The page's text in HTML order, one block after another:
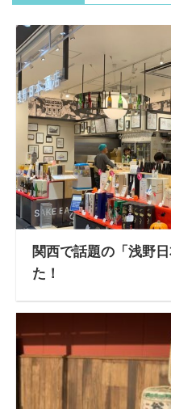
関西で話題の「浅野
た！